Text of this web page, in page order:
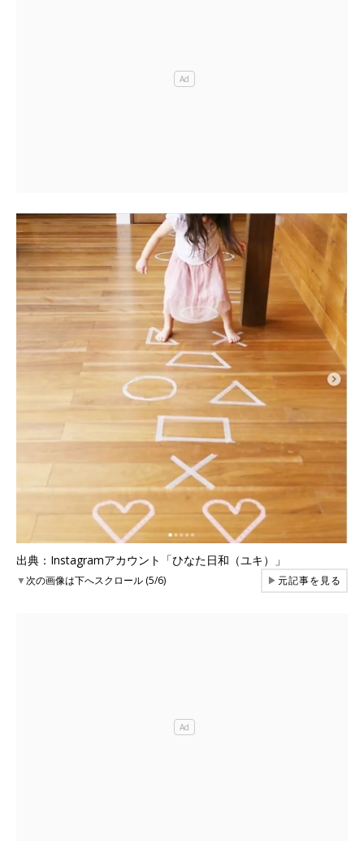
出典：Instagramアカウント「ひなた日和（ユキ）」
▼次の画像は下へスクロール (5/6) ▶元記事を見る